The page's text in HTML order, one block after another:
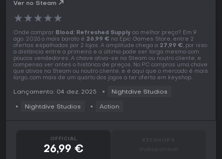
Ver no Steam
★★★★★
Onde comprar Blood: Refreshed Supply ao melhor preço? Em 9
ago. 2026 o mais barato é 26,99 € na Epic Games Store, entre 2
ofertas espalhadas por 2 lojas. A amplitude chega a 27,99 €, por isso
a distância entre a primeira e a última pode ser larga mesmo com
poucos vendedores. A chave ativa-se na Steam ou noutro cliente, e
compensa ver antes o histórico de preços. No PC compras uma chave
que ativas na Steam ou noutro cliente, e é aqui que o mercado é mais
largo, com mais de um quarto dos jogos a ter oferta em keyshop.
Lançamento: 04 dez. 2025 Nightdive Studios
Nightdive Studios Action
OFFICIAL
26,99 € Indisponível